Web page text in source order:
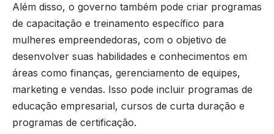
Além disso, o governo também pode criar programas
de capacitação e treinamento específico para
mulheres empreendedoras, com o objetivo de
desenvolver suas habilidades e conhecimentos em
áreas como finanças, gerenciamento de equipes,
marketing e vendas. Isso pode incluir programas de
educação empresarial, cursos de curta duração e
programas de certificação.